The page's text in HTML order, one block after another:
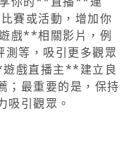
賽或活動，增加你
戲**相關影片，例
等，吸引更多觀眾
戲直播主**建立良
；最重要的是，保持
吸引觀眾。